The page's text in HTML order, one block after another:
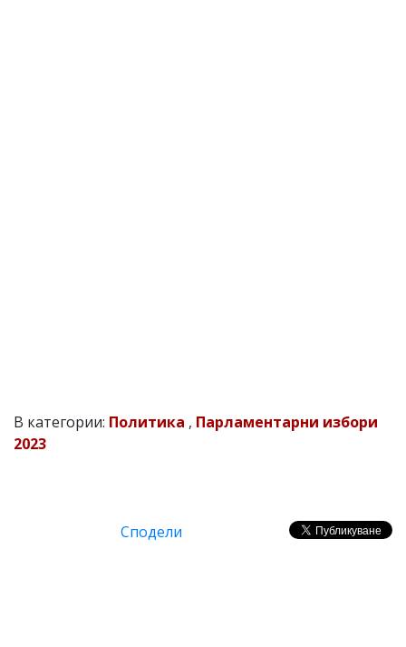
В категории: Политика , Парламентарни избори
2023
Сподели